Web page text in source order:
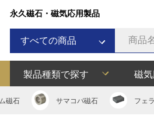
永久磁石・磁気応用製品
すべての商品
サマコバ磁石
フェライト磁石
製品種類で探す 磁
磁石 サマコバ磁石 フェ